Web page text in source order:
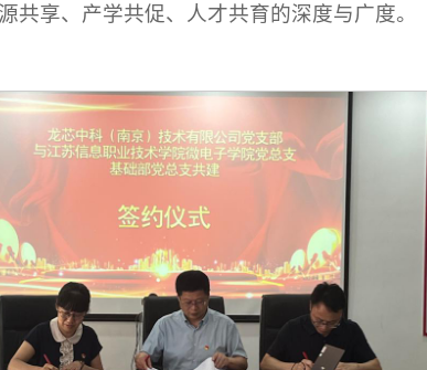
共享、产学共促、人才共育的深度与广度